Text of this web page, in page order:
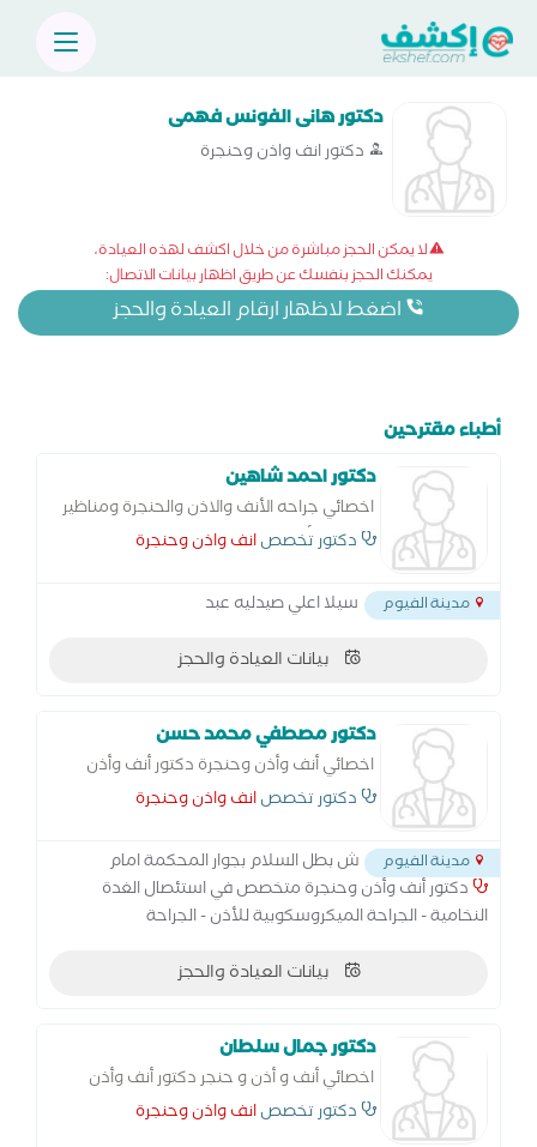
دكتور هانى الفونس فهمى
دكتور انف واذن وحنجرة
لا يمكن الحجز مباشرة من خلال اكشف لهذه العيادة،
يمكنك الحجز بنفسك عن طريق اظهار بيانات الاتصال:
اضغط لاظهار ارقام العيادة والحجز
أطباء مقترحين
دكتور احمد شاهين
اخصائي جراحه الأنف والاذن والحنجرة ومناظير
الجيوب الأنفية
دكتور تخصصانف واذن وحنجرة
مدينة الفيوم سيلا اعلي صيدليه عبد
بيانات العيادة والحجز
دكتور مصطفي محمد حسن
اخصائي أنف وأذن وحنجرة دكتور أنف وأذن
وحنجرة متخصص في استئصال الغدة النخامية
الميكروسكوبية للحنجرة
دكتور تخصصانف واذن وحنجرة
مدينة الفيوم
ش بطل السلام بجوار المحكمة امام
دكتور أنف وأذن وحنجرة متخصص في استئصال الغدة
النخامية - الجراحة الميكروسكوبية للأذن - الجراحة
اللوز - علاج ضغط طبلة الاذن بالجراحة - علاج ضيق التنفس
بيانات العيادة والحجز
دكتور جمال سلطان
اخصائي أنف و أذن و حنجر دكتور أنف وأذن
وحنجرة متخصص في استئصال الغدة النخامية
دكتور تخصصانف واذن وحنجرة